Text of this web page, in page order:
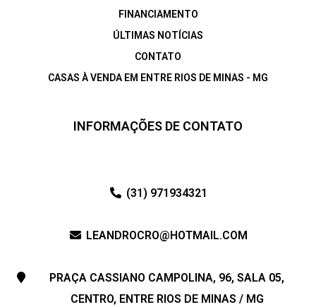
FINANCIAMENTO
ÚLTIMAS NOTÍCIAS
CONTATO
CASAS À VENDA EM ENTRE RIOS DE MINAS - MG
INFORMAÇÕES DE CONTATO
(31) 971934321
LEANDROCRO@HOTMAIL.COM
PRAÇA CASSIANO CAMPOLINA, 96, SALA 05,
CENTRO, ENTRE RIOS DE MINAS / MG